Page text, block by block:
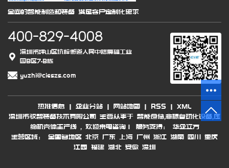
全面的智能制造和装备 满足客户定制化需求
400-829-4008
深圳市坪山区坑梓街道人民中路震雄工业
园B区7-B栋
yuzhi@cieszs.com
热推信息 | 企业分站 | 网站地图 | RSS | XML
深圳市驭智装备技术有限公司 主要从事于 智能仓储,非标自动化设备,压
缩机壳体生产线, 欢迎来电咨询！ 服务支持：
华企立方
主营区域： 全国各地区 北京 广东 上海 广州 浙江 湖南 四川 重庆
江西 福建 湖北 安徽 深圳